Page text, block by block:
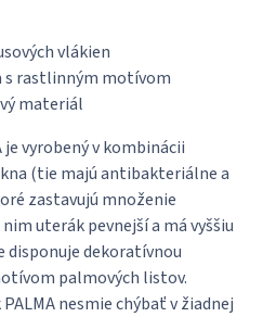
vlákien
s rastlinným motívom
materiál
vyrobený v kombinácii
(tie majú antibakteriálne a
zastavujú množenie
uterák pevnejší a má vyššiu
disponuje dekoratívnou
palmových listov.
nesmie chýbať v žiadnej